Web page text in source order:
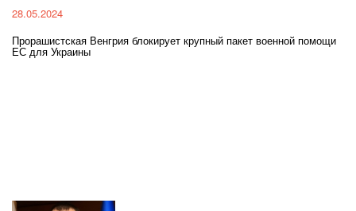
28.05.2024
Прорашистская Венгрия блокирует крупный пакет военной помощи
ЕС для Украины